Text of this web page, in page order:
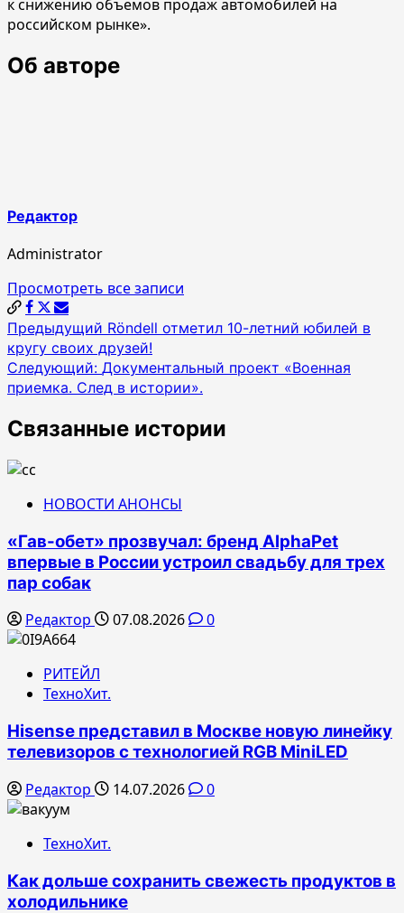
к снижению объемов продаж автомобилей на
российском рынке».
Об авторе
Редактор
Administrator
Просмотреть все записи
Навигация
по
записям
Предыдущий Röndell отметил 10-летний юбилей в
кругу своих друзей!
Следующий: Документальный проект «Военная
приемка. След в истории».
Связанные истории
НОВОСТИ АНОНСЫ
«Гав-обет» прозвучал: бренд AlphaPet
впервые в России устроил свадьбу для трех
пар собак
Редактор 07.08.2026 0
РИТЕЙЛ
ТехноХит.
Hisense представил в Москве новую линейку
телевизоров с технологией RGB MiniLED
Редактор 14.07.2026 0
ТехноХит.
Как дольше сохранить свежесть продуктов в
холодильнике